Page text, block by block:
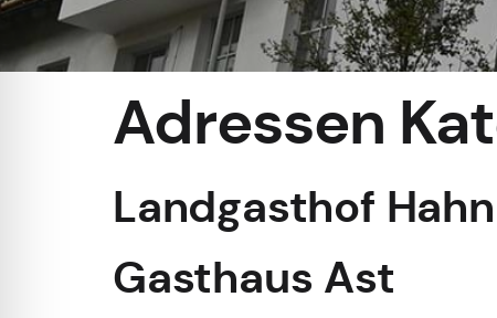
Adressen
Landgasthof Hahn
Gasthaus Ast